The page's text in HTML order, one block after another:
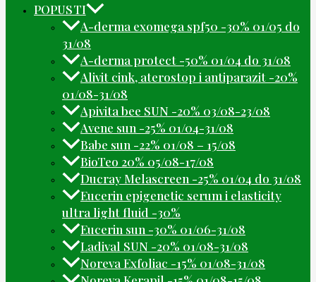
POPUSTI
A-derma exomega spf50 -30% 01/05 do
31/08
A-derma protect -50% 01/04 do 31/08
Alivit cink, aterostop i antiparazit -20%
01/08-31/08
Apivita bee SUN -20% 03/08-23/08
Avene sun -25% 01/04-31/08
Babe sun -22% 01/08 – 15/08
BioTeo 20% 05/08-17/08
Ducray Melascreen -25% 01/04 do 31/08
Eucerin epigenetic serum i elasticity
ultra light fluid -30%
Eucerin sun -30% 01/06-31/08
Ladival SUN -20% 01/08-31/08
Noreva Exfoliac -15% 01/08-31/08